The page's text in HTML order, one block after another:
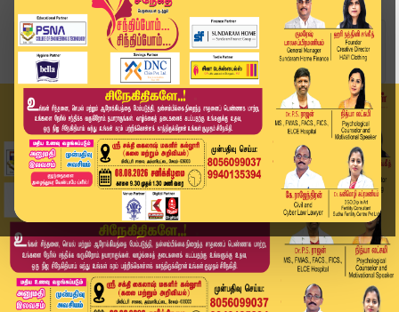
Home
வீடியோ ஸ்டோரி
Headlines Now | 7 AM Headline | 11 NOV 2025 | T...